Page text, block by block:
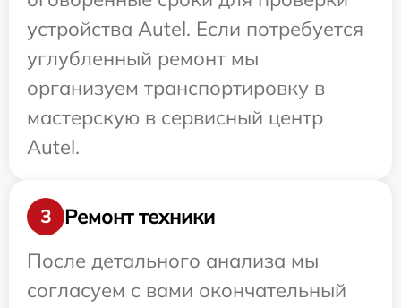
устройства Autel. Если потребуется
углубленный ремонт мы
организуем транспортировку в
мастерскую в сервисный центр
Autel.
3
Ремонт техники
После детального анализа мы
согласуем с вами окончательный